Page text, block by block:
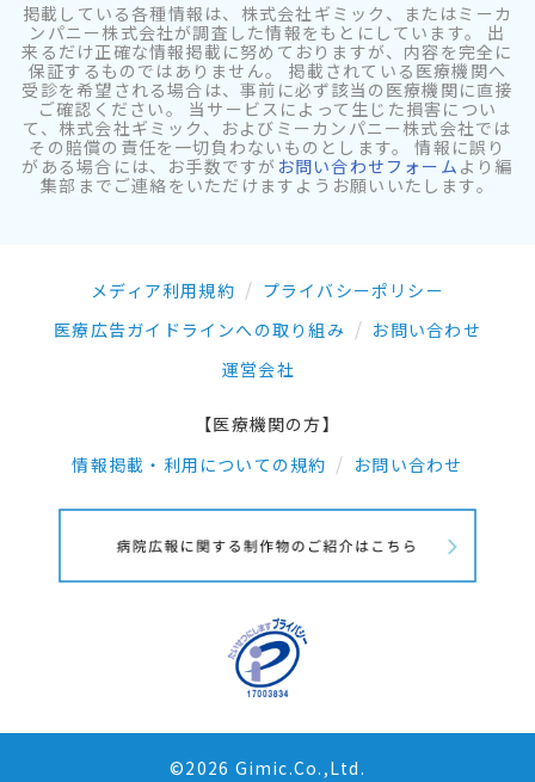
掲載している各種情報は、株式会社ギミック、またはミーカ
ンパニー株式会社が調査した情報をもとにしています。 出
来るだけ正確な情報掲載に努めておりますが、内容を完全に
保証するものではありません。 掲載されている医療機関へ
受診を希望される場合は、事前に必ず該当の医療機関に直接
ご確認ください。 当サービスによって生じた損害につい
て、株式会社ギミック、およびミーカンパニー株式会社では
その賠償の責任を一切負わないものとします。 情報に誤り
がある場合には、お手数ですが お問い合わせフォーム より編
集部までご連絡をいただけますようお願いいたします。
メディア利用規約
プライバシーポリシー
医療広告ガイドラインへの取り組み
お問い合わせ
運営会社
【医療機関の方】
情報掲載・利用についての規約
お問い合わせ
©2026 Gimic.Co.,Ltd.